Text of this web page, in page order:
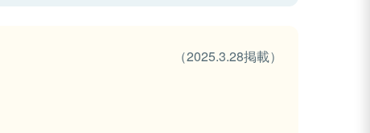
（2025.3.28掲載）